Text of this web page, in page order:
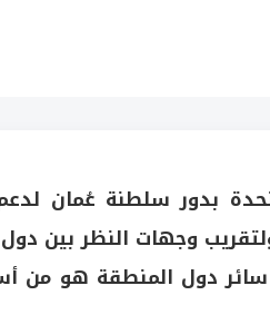
بدور سلطنة عُمان
وجهات النظر بين
دول المنطقة هو من